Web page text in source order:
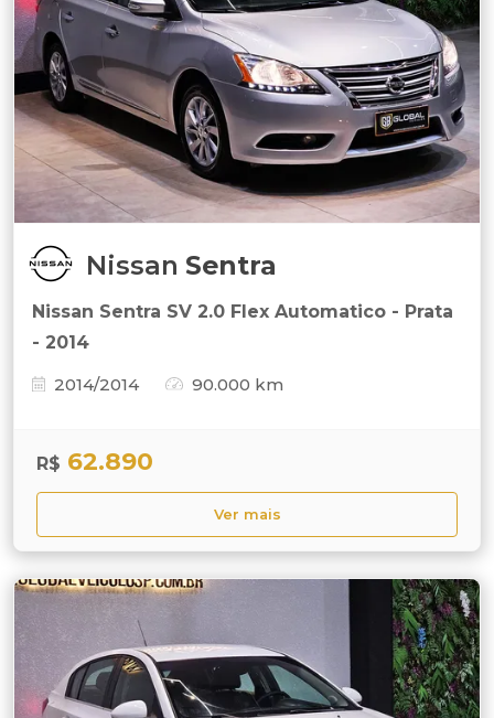
Nissan Sentra
Nissan Sentra SV 2.0 Flex Automatico - Prata
- 2014
2014/2014
90.000 km
R$ 62.890
Ver mais